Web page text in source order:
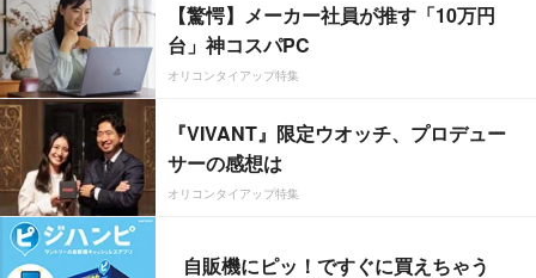
【驚愕】メーカー社員が推す「10万円
台」神コスパPC
オリコンタイアップ特集
『VIVANT』限定ウオッチ、プロデュー
サーの感想は
オリコンタイアップ特集
自販機にピッ！ですぐに買えちゃう